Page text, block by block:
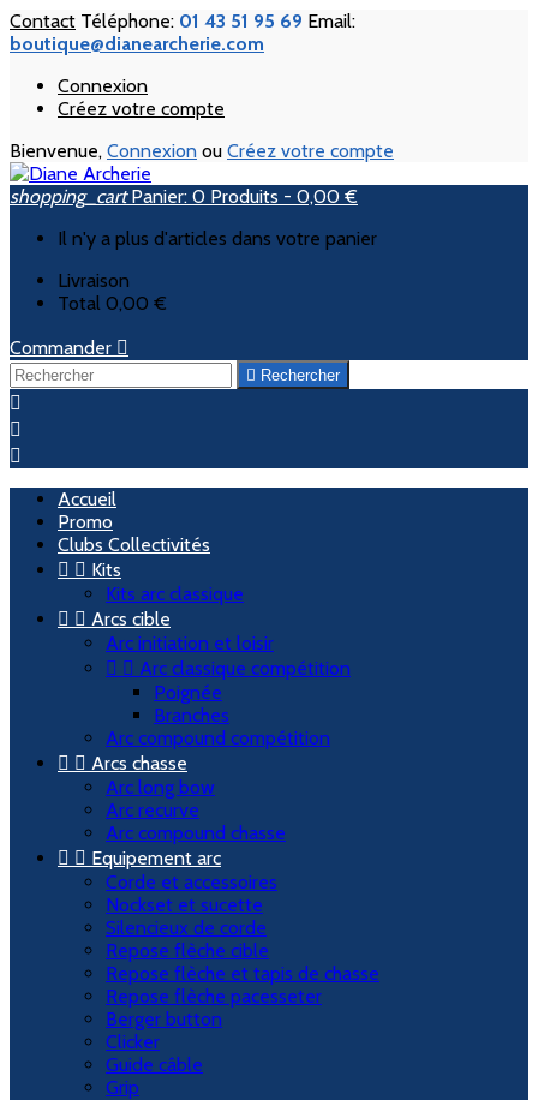
Contact Téléphone: 01 43 51 95 69 Email:
boutique@dianearcherie.com
Connexion
Créez votre compte
Bienvenue, Connexion ou Créez votre compte
shopping_cart Panier: 0 Produits - 0,00 €
Il n'y a plus d'articles dans votre panier
Livraison
Total 0,00 €
Commander 
 Rechercher



Accueil
Promo
Clubs Collectivités
  Kits
Kits arc classique
  Arcs cible
Arc initiation et loisir
  Arc classique compétition
Poignée
Branches
Arc compound compétition
  Arcs chasse
Arc long bow
Arc recurve
Arc compound chasse
  Equipement arc
Corde et accessoires
Nockset et sucette
Silencieux de corde
Repose flèche cible
Repose flèche et tapis de chasse
Repose flèche pacesseter
Berger button
Clicker
Guide câble
Grip